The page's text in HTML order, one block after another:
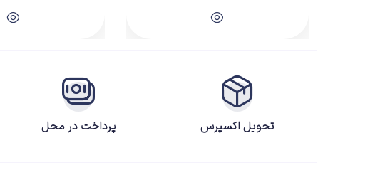
داستان بازی
تحویل اکسپرس پرداخت در محل